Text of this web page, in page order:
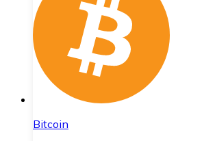
Bitcoin